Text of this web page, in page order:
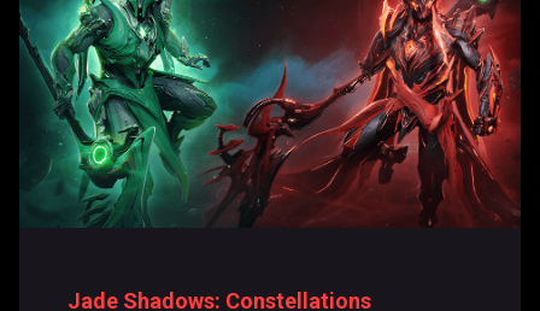
Jade Shadows: Constellations